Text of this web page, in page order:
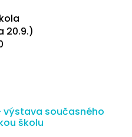
20.9.)
výstava současného
školu